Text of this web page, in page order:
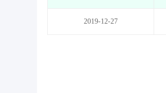
2019-12-27